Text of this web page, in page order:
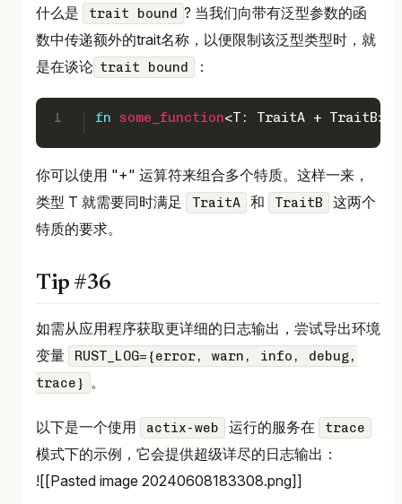
什么是 trait bound ? 当我们向带有泛型参数的函
数中传递额外的trait名称，以便限制该泛型类型时，就
是在谈论 trait bound ：
1 fn some_function<T: TraitA +
你可以使用 "+" 运算符来组合多个特质。这样一来，
类型 T 就需要同时满足
TraitA 和 TraitB
这两个
特质的要求。
Tip #36
如需从应用程序获取更详细的日志输出，尝试导出环境
变量
RUST_LOG={error, warn, info, debug,
trace} 。
以下是一个使用 actix-web 运行的服务在 trace
模式下的示例，它会提供超级详尽的日志输出：
![[Pasted image 20240608183308.png]]